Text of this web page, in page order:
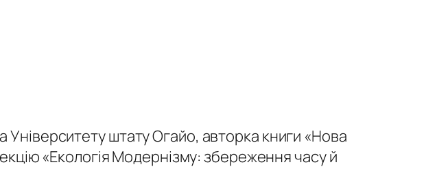
штату Огайо, авторка книги «Нова
«Eкологія Модернiзму: збереження часу й